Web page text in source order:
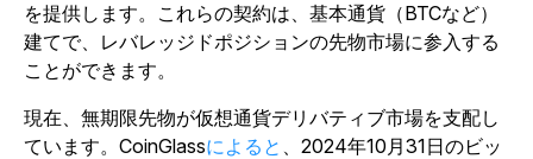
を提供します。 これらの契約は、基本通貨（BTCなど）
建てで、レバレッジドポジションの先物市場に参入する
ことができます。
現在、無期限先物が仮想通貨デリバティブ市場を支配し
ています。 CoinGlassによると 、2024年10月31日のビッ